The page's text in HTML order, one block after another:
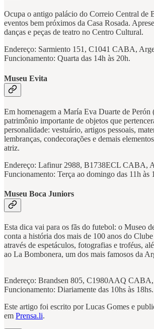
Ocupa o antigo palácio do Correio Central de
eventos bem próximos da Casa Rosada.
danças e peças de teatro no Centro Cultural.
Endereço: Sarmiento 151, C1041 CABA,
Funcionamento: Quarta das 14h às 20h.
Museu Evita
Em homenagem a María Eva Duarte de Perón
patrimônio importante de objetos que
personalidade: vestuário, artigos pessoais,
lembranças, condecorações e demais
atriz.
Endereço: Lafinur 2988, B1738ECL CABA,
Funcionamento: Terça ao domingo das 11h às
Museu Boca Juniors
Esta dica vai para os fãs do futebol: o Museo
conta a história dos mais de 100 anos do
através de espetáculos, fotografias e troféus,
ao La Bombonera, um dos mais famosos da
Endereço: Brandsen 805, C1980AAQ
Funcionamento: Diariamente das 10hs às 18hs.
Este artigo foi escrito por Lucas Gomes e
em Prensa.li.